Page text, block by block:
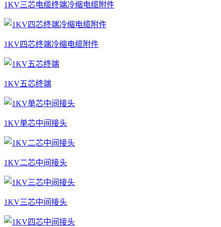
1KV三芯电缆终端冷缩电缆附件
1KV四芯终端冷缩电缆附件
1KV五芯终端
1KV单芯中间接头
1KV二芯中间接头
1KV三芯中间接头